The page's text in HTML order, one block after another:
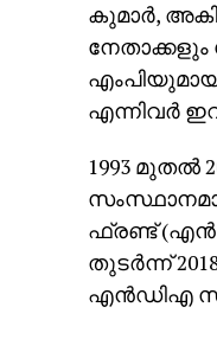
കുമാര്‍,
എന്നിവര്‍
1993 മുതല്‍
ഫ്രണ്ട്
തുടര്‍ന്ന്
എന്‍ഡിഎ